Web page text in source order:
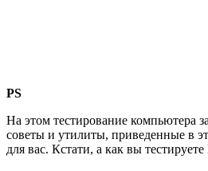
PS
На этом тестирование компьютера
советы и утилиты, приведенные в
для вас. Кстати, а как вы